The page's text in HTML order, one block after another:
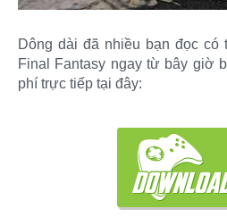
Dông dài đã nhiều bạn đọc
Final Fantasy ngay từ bây giờ
phí trực tiếp tại đây: